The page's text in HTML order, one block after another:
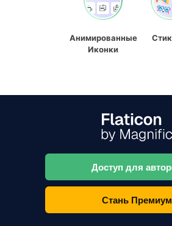
Анимированные
Иконки
Доступ для
Стань Премиум